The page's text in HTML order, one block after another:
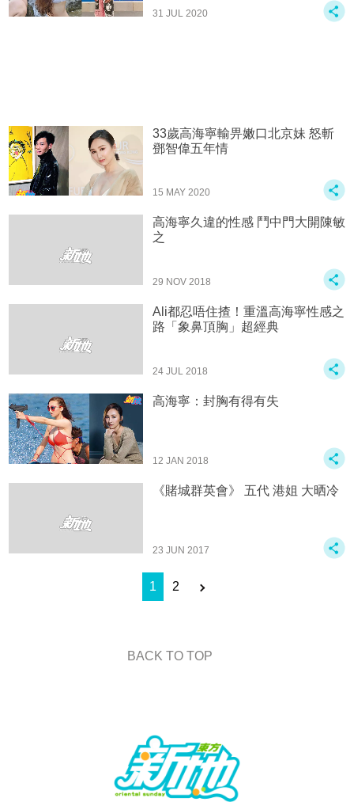
31 JUL 2020
33歲高海寧輸畀嫩口北京妹 怒斬
鄧智偉五年情
15 MAY 2020
高海寧久違的性感 鬥中門大開陳敏
之
29 NOV 2018
Ali都忍唔住揸！重溫高海寧性感之
路「象鼻頂胸」超經典
24 JUL 2018
高海寧：封胸有得有失
12 JAN 2018
《賭城群英會》 五代 港姐 大晒冷
23 JUN 2017
1 2
BACK TO TOP